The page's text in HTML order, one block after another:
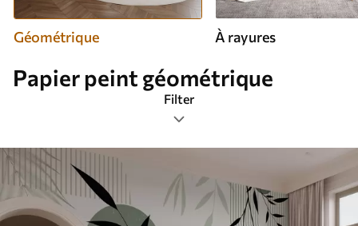
Géométrique À rayures
Papier peint géométrique
Filter
Étiquettes de design
Format de l’image
Palette de couleurs